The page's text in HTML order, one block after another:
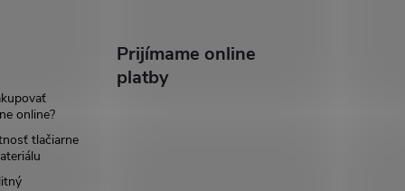
online?
tlačiarne
Prijímame online
platby